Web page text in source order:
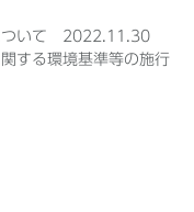
ついて 2022.11.30
する環境基準等の施行